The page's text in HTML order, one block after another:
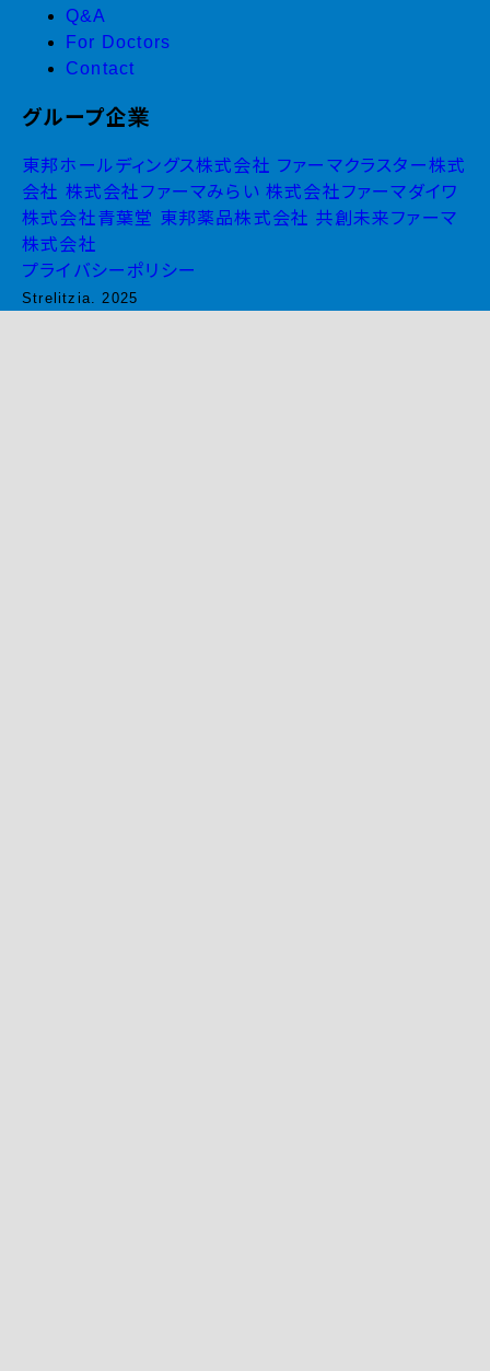
Q&A
For Doctors
Contact
グループ企業
東邦ホールディングス株式会社 ファーマクラスター株式
会社 株式会社ファーマみらい 株式会社ファーマダイワ
株式会社青葉堂 東邦薬品株式会社 共創未来ファーマ
株式会社
プライバシーポリシー
Strelitzia. 2025